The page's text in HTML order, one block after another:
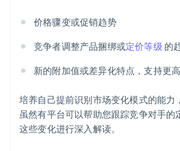
价格骤变或促销趋势
竞争者调整产品捆绑或定价等级 的
新的附加值或差异化特点，支持更
培养自己提前识别市场变化模式的能力
虽然有平台可以帮助您跟踪竞争对手的
这些变化进行深入解读。